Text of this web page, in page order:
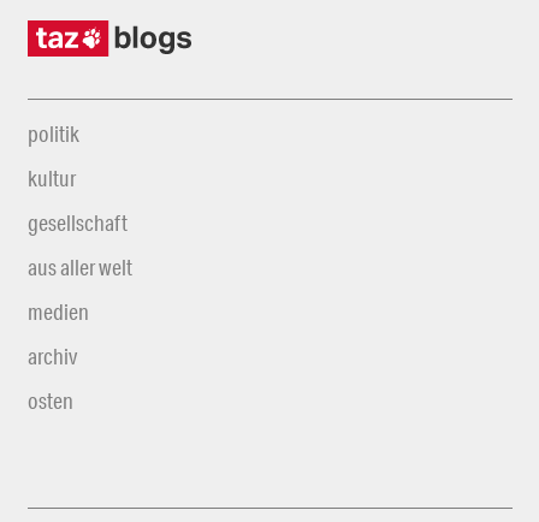
politik
kultur
gesellschaft
aus aller welt
medien
archiv
osten